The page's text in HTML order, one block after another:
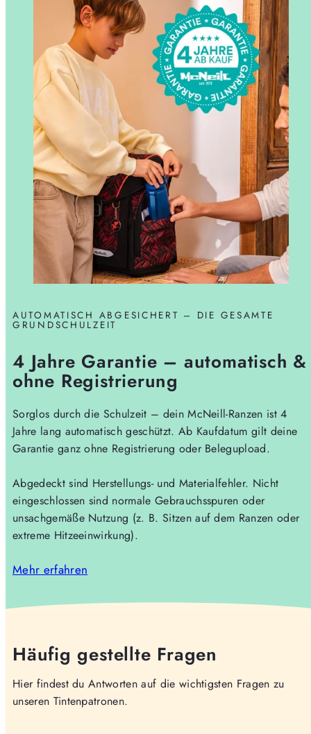
AUTOMATISCH ABGESICHERT – DIE GESAMTE
GRUNDSCHULZEIT
4 Jahre Garantie – automatisch &
ohne Registrierung
Sorglos durch die Schulzeit – dein McNeill-Ranzen ist 4
Jahre lang automatisch geschützt. Ab Kaufdatum gilt deine
Garantie ganz ohne Registrierung oder Belegupload.
Abgedeckt sind Herstellungs- und Materialfehler. Nicht
eingeschlossen sind normale Gebrauchsspuren oder
unsachgemäße Nutzung (z. B. Sitzen auf dem Ranzen oder
extreme Hitzeeinwirkung).
Mehr erfahren
Häufig gestellte Fragen
Hier findest du Antworten auf die wichtigsten Fragen zu
unseren Tintenpatronen.